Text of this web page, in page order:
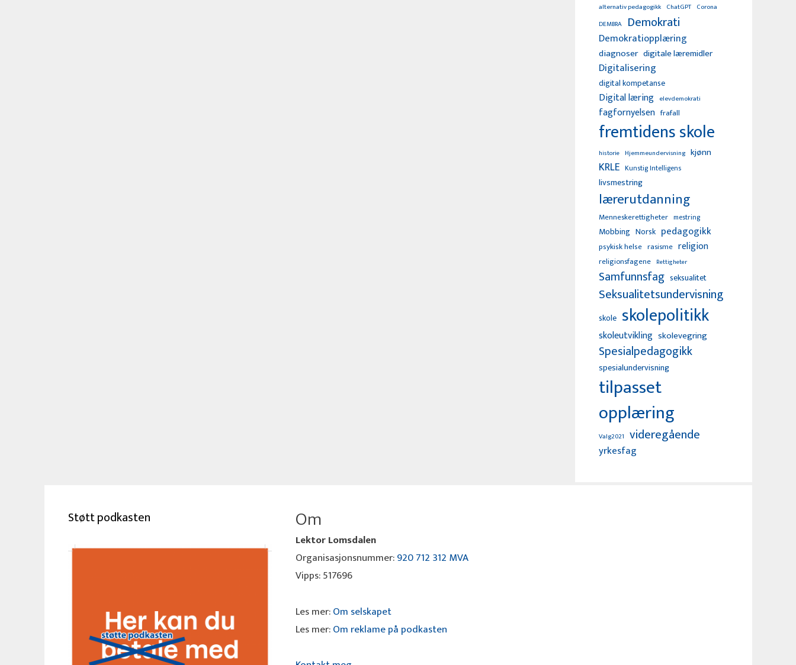
alternativ pedagogikk ChatGPT Corona
DEMBRA Demokrati
Demokratiopplæring
diagnoser digitale læremidler
Digitalisering
digital kompetanse
Digital læring elevdemokrati
fagfornyelsen frafall
fremtidens skole
historie Hjemmeundervisning kjønn
KRLE Kunstig Intelligens
livsmestring
lærerutdanning
Menneskerettigheter mestring
Mobbing Norsk pedagogikk
psykisk helse rasisme religion
religionsfagene Rettigheter
Samfunnsfag seksualitet
Seksualitetsundervisning
skole skolepolitikk
skoleutvikling skolevegring
Spesialpedagogikk
spesialundervisning
tilpasset
opplæring
Valg2021 videregående
yrkesfag
Støtt podkasten Om
Lektor Lomsdalen
Organisasjonsnummer:920 712 312 MVA
Vipps: 517696
Les mer:Om selskapet
Les mer:Om reklame på podkasten